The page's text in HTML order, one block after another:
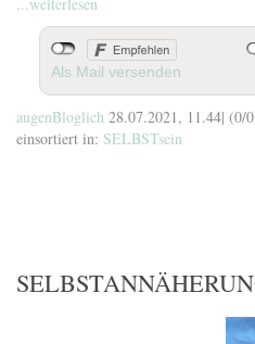
Als Mail versenden
augenBloglich 28.07.2021, 11.44| (0/
einsortiert in: SELBSTsein